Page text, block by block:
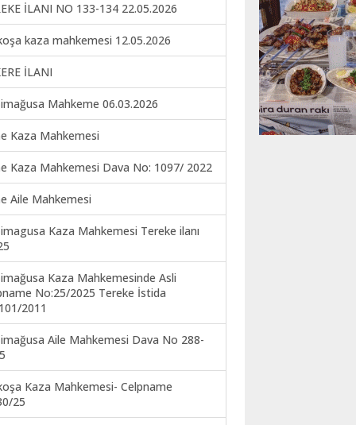
İLANI NO 133-134 22.05.2026
kaza mahkemesi 12.05.2026
İLANI
Mahkeme 06.03.2026
Kaza Mahkemesi
Kaza Mahkemesi Dava No: 1097/ 2022
Aile Mahkemesi
Kaza Mahkemesi Tereke ilanı
Kaza Mahkemesinde Asli
No:25/2025 Tereke İstida
2011
Aile Mahkemesi Dava No 288-
Kaza Mahkemesi- Celpname
25